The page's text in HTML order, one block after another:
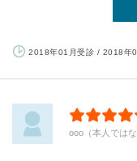
2018年01月受診 / 2018年
ooo（本人では